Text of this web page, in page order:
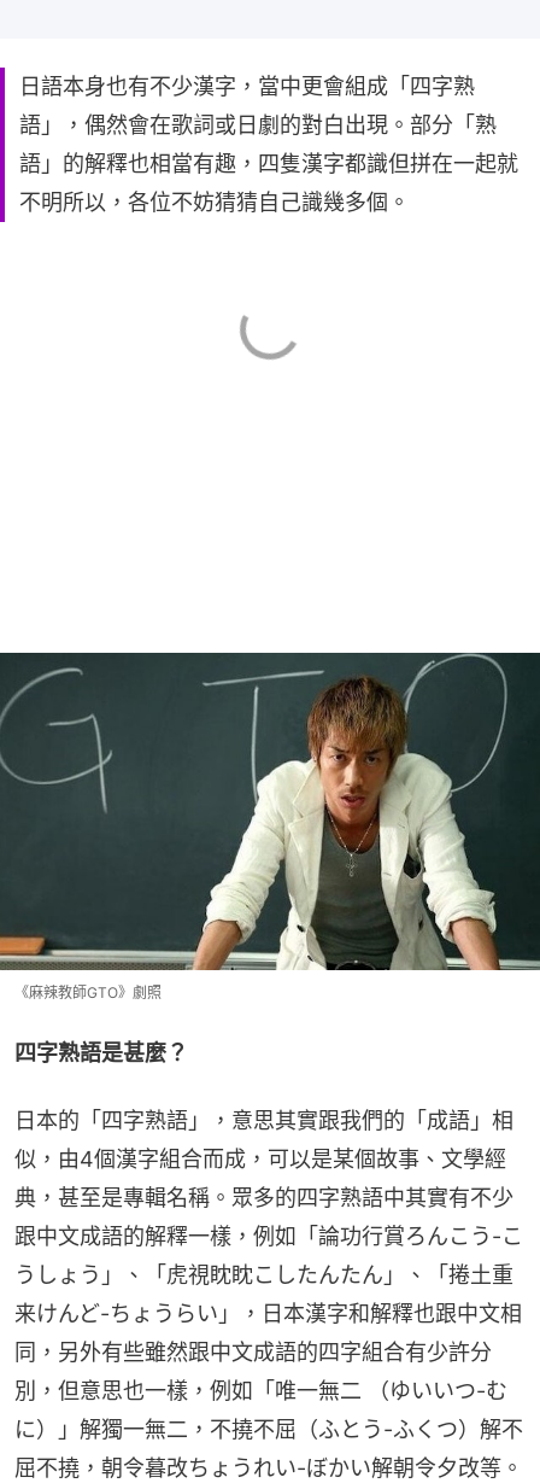
日語本身也有不少漢字，當中更會組成「四字熟
語」，偶然會在歌詞或日劇的對白出現。部分「熟
語」的解釋也相當有趣，四隻漢字都識但拼在一起就
不明所以，各位不妨猜猜自己識幾多個。
《麻辣教師GTO》劇照
四字熟語是甚麼？
日本的「四字熟語」，意思其實跟我們的「成語」相
似，由4個漢字組合而成，可以是某個故事、文學經
典，甚至是專輯名稱。眾多的四字熟語中其實有不少
跟中文成語的解釋一樣，例如「論功行賞ろんこう-こ
うしょう」、「虎視眈眈こしたんたん」、「捲土重
来けんど-ちょうらい」，日本漢字和解釋也跟中文相
同，另外有些雖然跟中文成語的四字組合有少許分
別，但意思也一樣，例如「唯一無二 （ゆいいつ-む
に）」解獨一無二，不撓不屈（ふとう-ふくつ）解不
屈不撓，朝令暮改ちょうれい-ぼかい解朝令夕改等。